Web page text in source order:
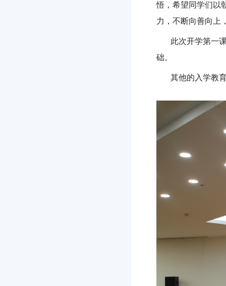
悟，希望同学们以
力，不断向善向上
此次开学第一课
础。
其他的入学教育